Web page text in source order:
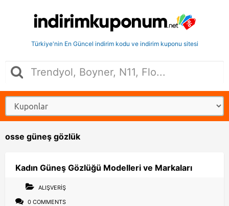
Türkiye'nin En Güncel indirim kodu ve indirim kuponu sitesi
osse güneş gözlük
Kadın Güneş Gözlüğü Modelleri ve Markaları
ALIŞVERIŞ
0 COMMENTS